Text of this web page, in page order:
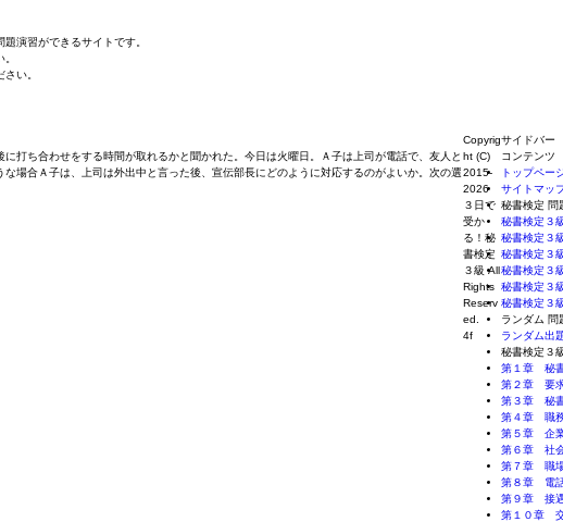
演習ができるサイトです。
い。
打ち合わせをする時間が取れるかと聞かれた。今日は火曜日。Ａ子は上司が電話で、友人と
場合Ａ子は、上司は外出中と言った後、宣伝部長にどのように対応するのがよいか。次の選
サイドバー
コンテンツ
トップペー
サイトマッ
秘書検定 問
秘書検定３
秘書検定３
秘書検定３
秘書検定３
秘書検定３
秘書検定３
ランダム 問
ランダム出
秘書検定３
第１章 秘
第２章 要
第３章 秘
第４章 職
第５章 企
第６章 社
第７章 職
第８章 電
第９章 接
第１０章
Copyrig
ht (C)
2015-
2026
３日で
受か
る！秘
書検定
３級All
Rights
Reserv
ed.
4f